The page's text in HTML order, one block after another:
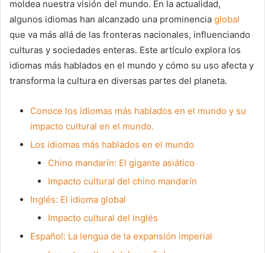
moldea nuestra visión del mundo. En la actualidad,
algunos idiomas han alcanzado una prominencia global
que va más allá de las fronteras nacionales, influenciando
culturas y sociedades enteras. Este artículo explora los
idiomas más hablados en el mundo y cómo su uso afecta y
transforma la cultura en diversas partes del planeta.
Conoce los idiomas más hablados en el mundo y su
impacto cultural en el mundo.
Los idiomas más hablados en el mundo
Chino mandarín: El gigante asiático
Impacto cultural del chino mandarín
Inglés: El idioma global
Impacto cultural del inglés
Español: La lengua de la expansión imperial